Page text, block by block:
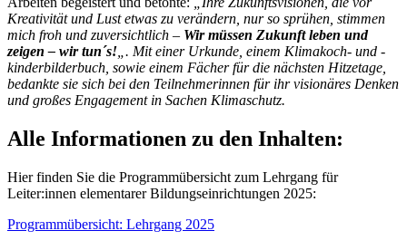
Kreativität und Lust etwas zu verändern, nur so sprühen, stimmen
mich froh und zuversichtlich – Wir müssen Zukunft leben und
zeigen – wir tun´s!„. Mit einer Urkunde, einem Klimakoch- und -
kinderbilderbuch, sowie einem Fächer für die nächsten Hitzetage,
bedankte sie sich bei den Teilnehmerinnen für ihr visionäres Denken
und großes Engagement in Sachen Klimaschutz.
Alle Informationen zu den Inhalten:
Hier finden Sie die Programmübersicht zum Lehrgang für
Leiter:innen elementarer Bildungseinrichtungen 2025:
Programmübersicht: Lehrgang 2025